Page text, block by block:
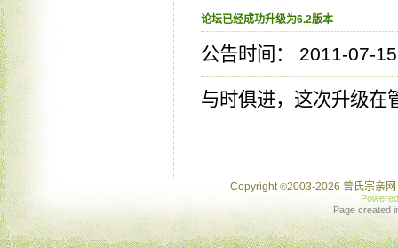
论坛已经成功升级为6.2版本
公告时间： 2011-07-
与时俱进，这次升级在
Copyright©2003-2026 曾氏宗亲
Page created